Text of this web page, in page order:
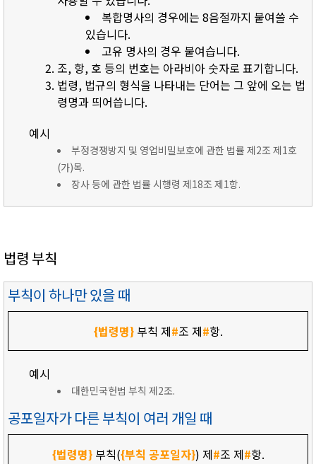
복합명사의 경우에는 8음절까지 붙여쓸 수
있습니다.
고유 명사의 경우 붙여습니다.
조, 항, 호 등의 번호는 아라비아 숫자로 표기합니다.
법령, 법규의 형식을 나타내는 단어는 그 앞에 오는 법
령명과 띄어씁니다.
예시
부정경쟁방지 및 영업비밀보호에 관한 법률 제2조 제1호
(가)목.
장사 등에 관한 법률 시행령 제18조 제1항.
법령 부칙
부칙이 하나만 있을 때
{법령명}부칙 제#조 제#항.
예시
대한민국헌법 부칙 제2조.
공포일자가 다른 부칙이 여러 개일 때
{법령명}부칙({부칙 공포일자}) 제#조 제#항.